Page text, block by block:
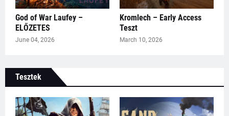
God of War Laufey –
ELŐZETES
June 04, 2026
Kromlech – Early Access
Teszt
March 10, 2026
Tesztek